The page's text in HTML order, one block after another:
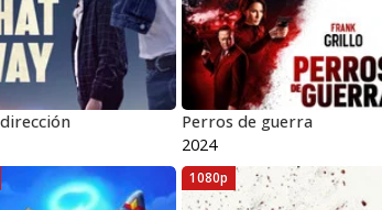
Perros de guerra
2024
1080p